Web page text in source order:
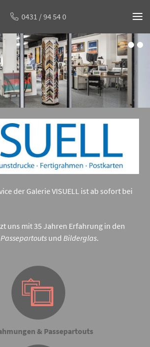
0431 / 94 54 0
der Galerie VISUELL ist ab sofort bei
uns mit 35 Jahren Erfahrung in den
Passepartouts und Bilderglas.
& Passepartouts